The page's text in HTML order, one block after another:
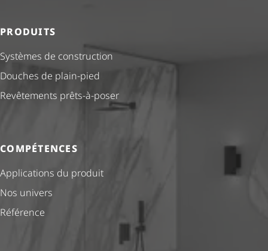
PRODUITS
Systèmes de construction
Douches de plain-pied
Revêtements prêts-à-poser
COMPÉTENCES
Applications du produit
Nos univers
Référence